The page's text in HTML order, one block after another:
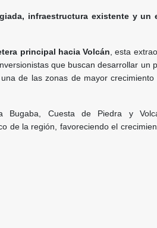
infraestructura existente y un
principal hacia Volcán , esta
que buscan desarrollar un
de las zonas de mayor
Bugaba, Cuesta de Piedra y
de la región, favoreciendo el